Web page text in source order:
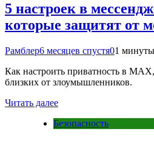
5 настроек в
которые защитят от
Рамблер6 месяцев спустя01 минуты
Как настроить приватность в
близких от злоумышленников.
Читать далее
Безопасность